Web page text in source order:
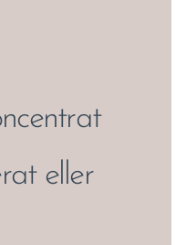
eller